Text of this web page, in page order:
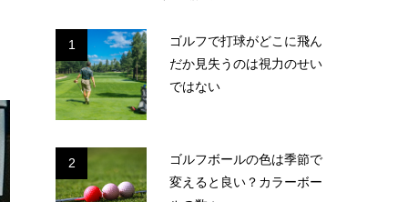
1
ゴルフで打球がどこに飛ん
だか見失うのは視力のせい
ではない
2
ゴルフボールの色は季節で
変えると良い？カラーボー